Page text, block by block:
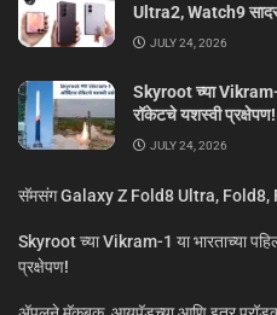
Ultra2, Watch9
JULY 24, 2026
Skyroot च्या Vikram-1
रॉकेटचे यशस्वी प्रक्षेपण!
JULY 24, 2026
सॅमसंग Galaxy Z Fold8 Ultra, Fold8,
Skyroot च्या Vikram-1 या भारताच्या
प्रक्षेपण!